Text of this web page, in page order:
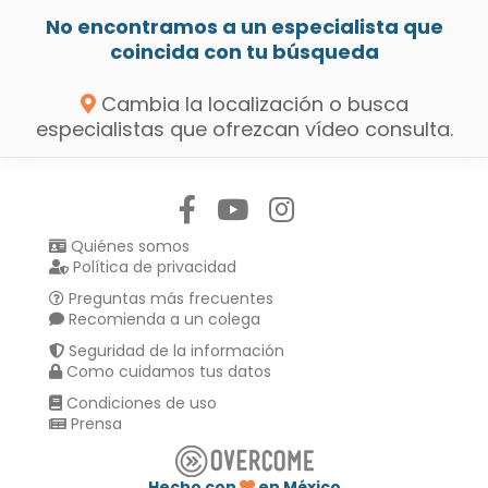
No encontramos a un especialista que
coincida con tu búsqueda
Cambia la localización o busca
especialistas que ofrezcan vídeo consulta.
Quiénes somos
Política de privacidad
Preguntas más frecuentes
Recomienda a un colega
Seguridad de la información
Como cuidamos tus datos
Condiciones de uso
Prensa